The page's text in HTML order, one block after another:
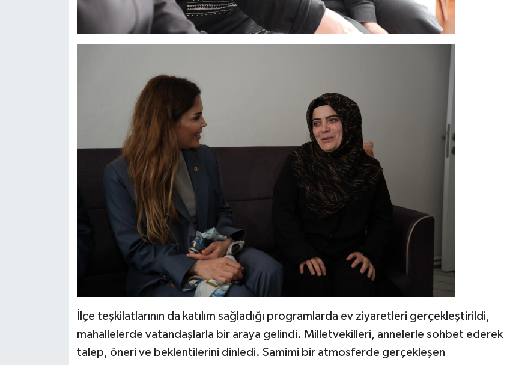
İlçe teşkilatlarının da katılım sağladığı programlarda ev ziyaretleri gerçekleştirildi,
mahallelerde vatandaşlarla bir araya gelindi. Milletvekilleri, annelerle sohbet ederek
talep, öneri ve beklentilerini dinledi. Samimi bir atmosferde gerçekleşen